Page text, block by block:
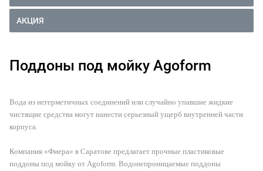
АКЦИЯ
Поддоны под мойку Agoform
Вода из негерметичных соединений или случайно упавшие жидкие
чистящие средства могут нанести серьезный ущерб внутренней части
корпуса.
Компания «Фиера» в Саратове предлагает прочные пластиковые
поддоны под мойку от Agoform. Водонепроницаемые поддоны